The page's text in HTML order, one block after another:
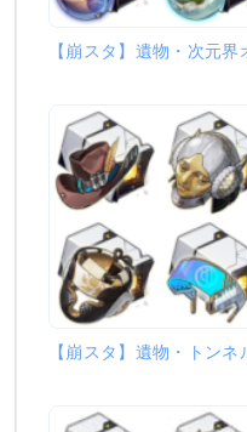
【崩スタ】遺物・次元
【崩スタ】遺物・トンネ